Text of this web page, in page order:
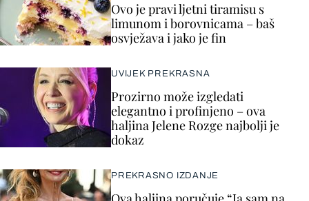
Ovo je pravi ljetni tiramisu s
limunom i borovnicama – baš
osvježava i jako je fin
UVIJEK PREKRASNA
Prozirno može izgledati
elegantno i profinjeno – ova
haljina Jelene Rozge najbolji je
dokaz
PREKRASNO IZDANJE